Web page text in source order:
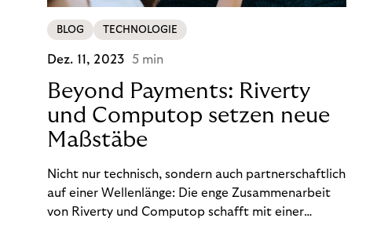
BLOG TECHNOLOGIE
Dez. 11, 2023 5 min
Beyond Payments: Riverty
und Computop setzen neue
Maßstäbe
Nicht nur technisch, sondern auch partnerschaftlich
auf einer Wellenlänge: Die enge Zusammenarbeit
von Riverty und Computop schafft mit einer